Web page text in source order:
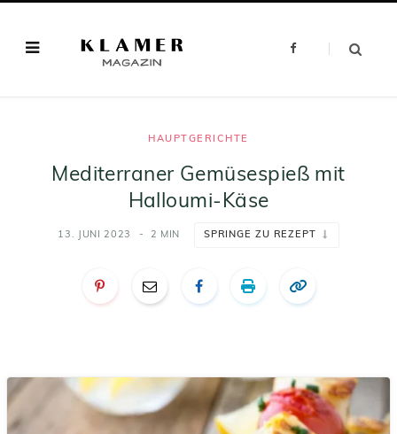
F
HAUPTGERICHTE
Mediterraner Gemüsespieß mit
Halloumi-Käse
13. JUNI 2023 2 MIN SPRINGE ZU REZEPT